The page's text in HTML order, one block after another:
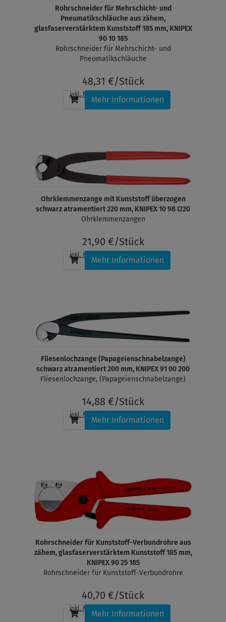
Rohrschneider für Mehrschicht- und
Pneumatikschläuche aus zähem,
glasfaserverstärktem Kunststoff 185 mm, KNIPEX
90 10 185
Rohrschneider für Mehrschicht- und
Pneumatikschläuche
48,31 €/Stück
inkl. MwSt.
Mehr Informationen
Ohrklemmenzange mit Kunststoff überzogen
schwarz atramentiert 220 mm, KNIPEX 10 98 I220
Ohrklemmenzangen
21,90 €/Stück
inkl. MwSt.
Mehr Informationen
Fliesenlochzange (Papageienschnabelzange)
schwarz atramentiert 200 mm, KNIPEX 91 00 200
Fliesenlochzange, (Papageienschnabelzange)
14,88 €/Stück
inkl. MwSt.
Mehr Informationen
Rohrschneider für Kunststoff-Verbundrohre aus
zähem, glasfaserverstärktem Kunststoff 185 mm,
KNIPEX 90 25 185
Rohrschneider für Kunststoff-Verbundrohre
40,70 €/Stück
inkl. MwSt. , zzgl. Versandkosten
Mehr Informationen